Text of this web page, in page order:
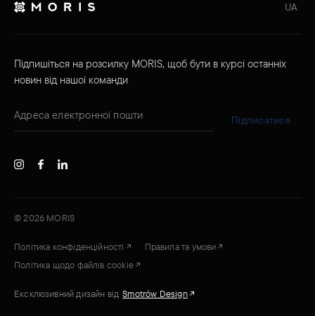
UA
Підпишіться на розсилку MORIS, щоб бути в курсі останніх
новин від нашої команди
Підписатися
©2026 MORIS
Політика конфіденційності
Правила та умови
Політика щодо файлів cookie
Ексклюзивний дизайн від Smotrów Design